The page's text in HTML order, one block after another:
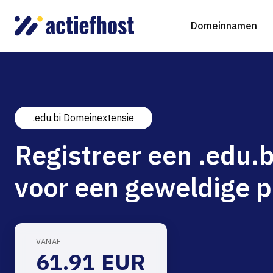
Domeinnamen
Domeinnaam registreren
Domeinnaam verhuizen
gTLD-extensies
Webhosting
NGINX Hosting
Virtual Servers
Beheerde Cloud Virtuele Server
.edu.bi Domeinextensie
Registreer een
voor een geweldige
VANAF
61.91 EUR